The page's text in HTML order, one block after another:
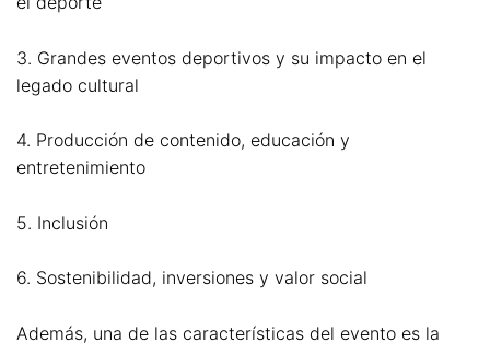
3. Grandes eventos deportivos y su impacto en el
legado cultural
4. Producción de contenido, educación y
entretenimiento
5. Inclusión
6. Sostenibilidad, inversiones y valor social
Además, una de las características del evento es la